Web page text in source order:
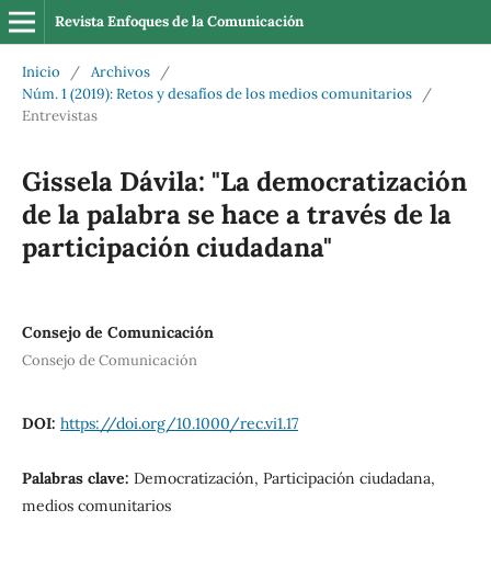
Revista Enfoques de la Comunicación
Inicio / Archivos
/
Núm. 1 (2019): Retos y desafíos de los medios comunitarios
/
Entrevistas
Gissela Dávila: "La democratización
de la palabra se hace a través de la
participación ciudadana"
Consejo de Comunicación
Consejo de Comunicación
DOI: https://doi.org/10.1000/rec.vi1.17
Palabras clave: Democratización, Participación ciudadana,
medios comunitarios